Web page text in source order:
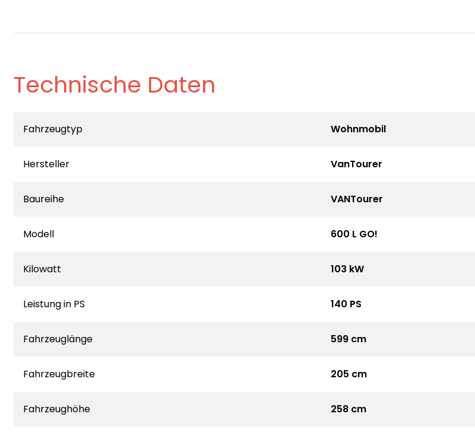
Technische Daten
Fahrzeugtyp Wohnmobil
Hersteller VanTourer
Baureihe VANTourer
Modell 600 L GO!
Kilowatt 103 kW
Leistung in PS 140 PS
Fahrzeuglänge 599 cm
Fahrzeugbreite 205 cm
Fahrzeughöhe 258 cm